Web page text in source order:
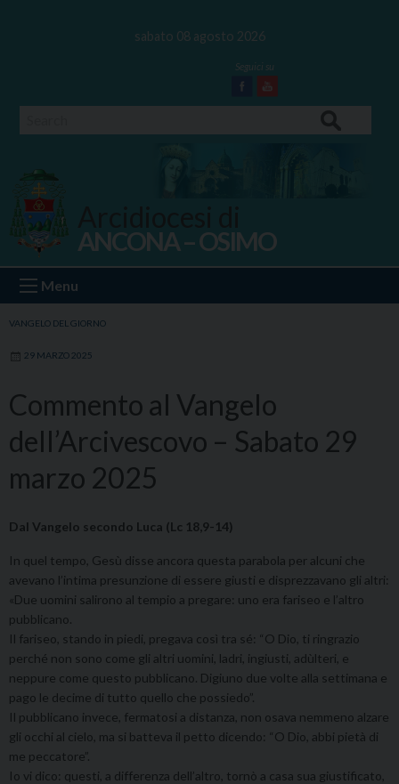
sabato 08 agosto 2026
Facebook
Youtube
Ancona Osimo
ANCONA – OSIMO
Menu
VANGELO DEL GIORNO
29 MARZO 2025
Commento al Vangelo
dell’Arcivescovo – Sabato 29
marzo 2025
Dal Vangelo secondo Luca (Lc 18,9-14)
In quel tempo, Gesù disse ancora questa parabola per alcuni che
avevano l’intima presunzione di essere giusti e disprezzavano gli altri:
«Due uomini salirono al tempio a pregare: uno era fariseo e l’altro
pubblicano.
Il fariseo, stando in piedi, pregava così tra sé: “O Dio, ti ringrazio
perché non sono come gli altri uomini, ladri, ingiusti, adùlteri, e
neppure come questo pubblicano. Digiuno due volte alla settimana e
pago le decime di tutto quello che possiedo”.
Il pubblicano invece, fermatosi a distanza, non osava nemmeno alzare
gli occhi al cielo, ma si batteva il petto dicendo: “O Dio, abbi pietà di
me peccatore”.
Io vi dico: questi, a differenza dell’altro, tornò a casa sua giustificato,